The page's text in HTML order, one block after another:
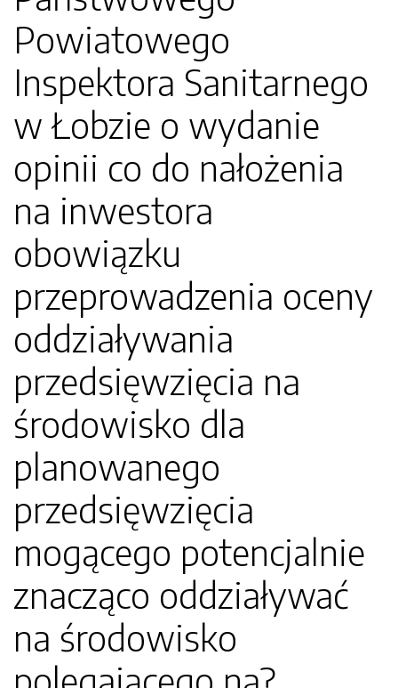
Powiatowego
Inspektora Sanitarnego
w Łobzie o wydanie
opinii co do nałożenia
na inwestora
obowiązku
przeprowadzenia oceny
oddziaływania
przedsięwzięcia na
środowisko dla
planowanego
przedsięwzięcia
mogącego potencjalnie
znacząco oddziaływać
na środowisko